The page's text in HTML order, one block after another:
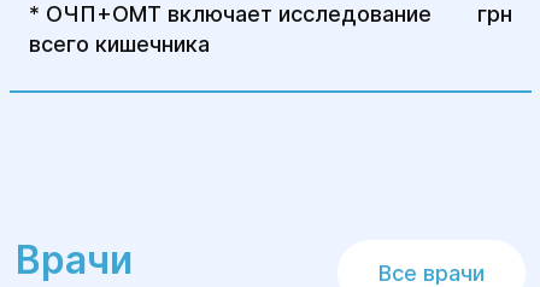
* ОЧП+ОМТ включает исследование
всего кишечника
ㅤ грн
Врачи Все врачи